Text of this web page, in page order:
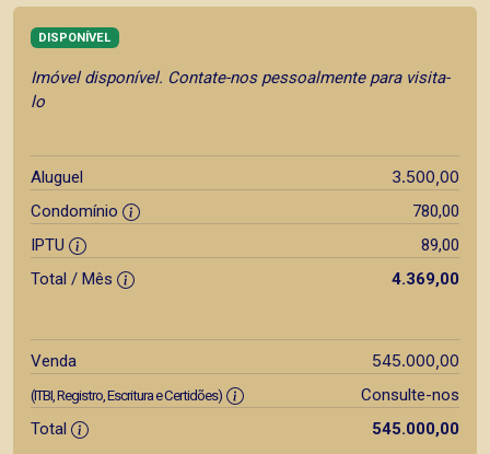
DISPONÍVEL
Imóvel disponível. Contate-nos pessoalmente para visita-
lo
Aluguel 3.500,00
Condomínio
780,00
IPTU
89,00
Total / Mês
4.369,00
Venda 545.000,00
(ITBI, Registro, Escritura e Certidões)
Consulte-nos
Total
545.000,00